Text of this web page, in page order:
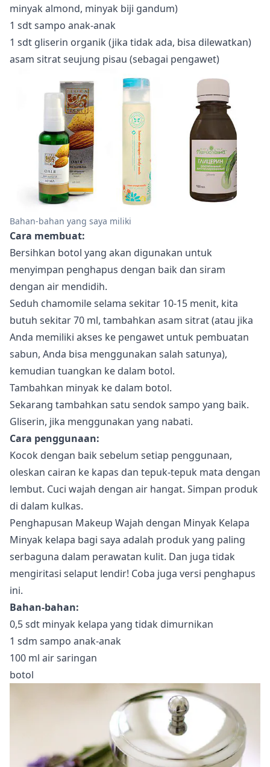
minyak almond, minyak biji gandum)
1 sdt sampo anak-anak
1 sdt gliserin organik (jika tidak ada, bisa dilewatkan)
asam sitrat seujung pisau (sebagai pengawet)
Bahan-bahan yang saya miliki
Cara membuat:
Bersihkan botol yang akan digunakan untuk
menyimpan penghapus dengan baik dan siram
dengan air mendidih.
Seduh chamomile selama sekitar 10-15 menit, kita
butuh sekitar 70 ml, tambahkan asam sitrat (atau jika
Anda memiliki akses ke pengawet untuk pembuatan
sabun, Anda bisa menggunakan salah satunya),
kemudian tuangkan ke dalam botol.
Tambahkan minyak ke dalam botol.
Sekarang tambahkan satu sendok sampo yang baik.
Gliserin, jika menggunakan yang nabati.
Cara penggunaan:
Kocok dengan baik sebelum setiap penggunaan,
oleskan cairan ke kapas dan tepuk-tepuk mata dengan
lembut. Cuci wajah dengan air hangat. Simpan produk
di dalam kulkas.
Penghapusan Makeup Wajah dengan Minyak Kelapa
Minyak kelapa bagi saya adalah produk yang paling
serbaguna dalam perawatan kulit. Dan juga tidak
mengiritasi selaput lendir! Coba juga versi penghapus
ini.
Bahan-bahan:
0,5 sdt minyak kelapa yang tidak dimurnikan
1 sdm sampo anak-anak
100 ml air saringan
botol